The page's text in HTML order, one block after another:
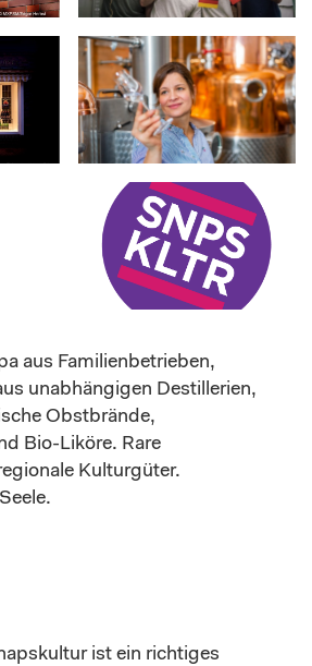
ist ein richtiges
aus Familienbetrieben,
unabhängigen Destillerien,
Obstbrände,
Bio-Liköre. Rare
Kulturgüter.